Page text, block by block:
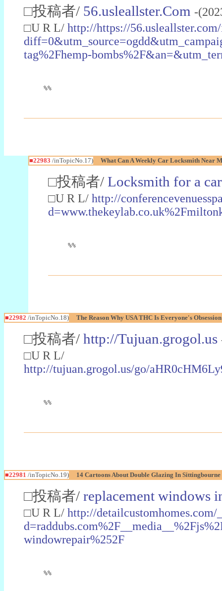
□投稿者/ 56.usleallster.Com -
□U R L/ http://https://
tag%2Fhemp-
%%
■22983 /inTopicNo.17) What Can A Weekly Car Locksmith Near
□投稿者/ Locksmith for a car
□U R L/ http://
%%
■22982 /inTopicNo.18) The Reason Why USA THC Is Everyone's
□投稿者/ http://Tujuan.grogol.us
□U R L/
http://tujuan.grogol.us/go/
%%
■22981 /inTopicNo.19) 14 Cartoons About Double Glazing In
□投稿者/ replacement windows
□U R L/ http://detailcustomhomes.com/
windowrepair%252F
%%